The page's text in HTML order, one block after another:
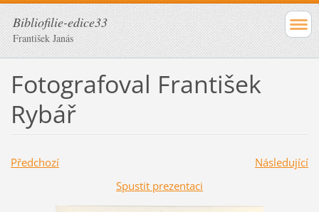
Bibliofilie-edice33
František Janás
Fotografoval František
Rybář
Předchozí
Následující
Spustit prezentaci